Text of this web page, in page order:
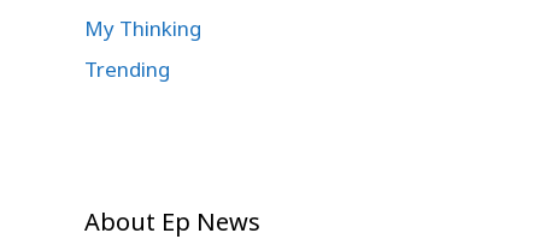
My Thinking
Trending
About Ep News